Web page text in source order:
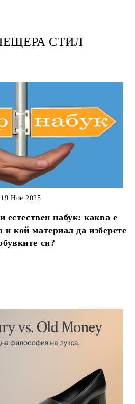
СТИЛ
естествен набук: каква е
и кой материал да изберете
си?
19 Ное 2025